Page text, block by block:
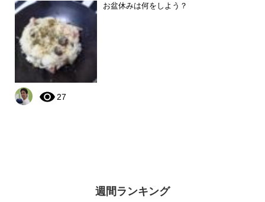
お盆休みは何をしよう？
27
週間ランキング